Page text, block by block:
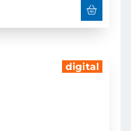
digital